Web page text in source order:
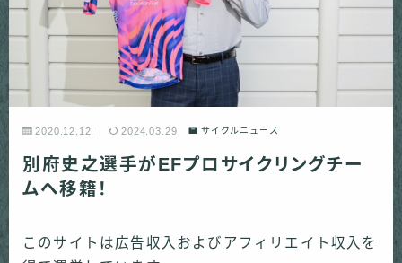
2020.12.12 2024.03.29 サイクルニュース
別府史之選手がEFプロサイクリングチー
ムへ移籍！
このサイトは広告収入およびアフィリエイト収入を